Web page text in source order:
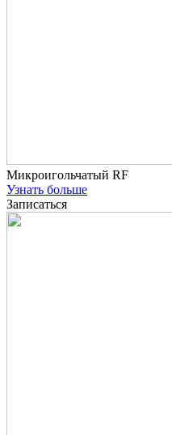
Микроигольчатый RF
Узнать больше
Записаться